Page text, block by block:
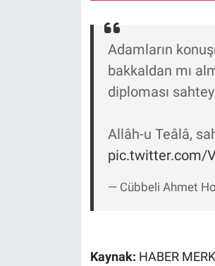
Adamların
bakkaldan mı
diploması
Allâh-u Teâlâ,
pic.twitter.com/
— Cübbeli Ahmet
Kaynak: HABER
Türkiye'nin Geleceği
Türkiye'nin Gündemi